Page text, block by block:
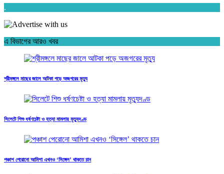
.
এ বিভাগের আরও খবর
শ্রীমঙ্গলে মাছের জালে আটকা পড়ে অজগরের মৃত্যু
সিলেটে শিশু ধর্ষণচেষ্টা ও হত্যা মামলায় মৃত্যুদণ্ড
পঞ্চাশ পেরোনো আমিশা এখনও ‘সিঙ্গেল’ থাকতে চান